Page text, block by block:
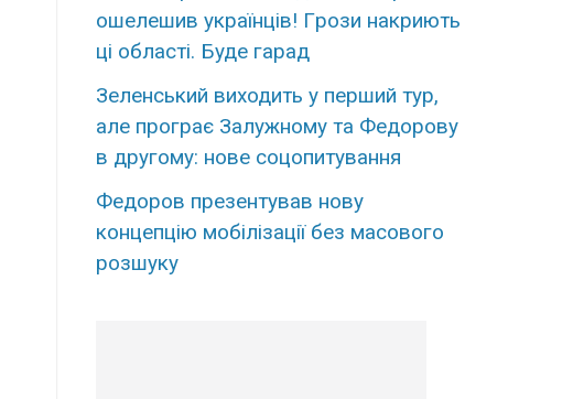
ошелешив укpаїнців! Гpози накриють
ці облaсті. Буде гаpад
Зеленський виходить у перший тур,
але програє Залужному та Федорову
в другому: нове соцопитування
Федоров презентував нову
концепцію мобілізації без масового
розшуку